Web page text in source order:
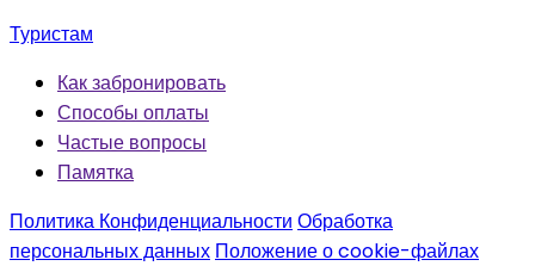
Туристам
Как забронировать
Способы оплаты
Частые вопросы
Памятка
Политика Конфиденциальности Обработка
персональных данных Положение о cookie-файлах